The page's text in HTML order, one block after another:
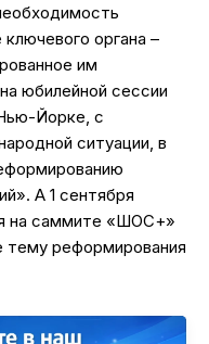
органа –
им
юбилейной сессии
Йорке, с
ситуации, в
А 1 сентября
на саммите «ШОС+»
тему реформирования